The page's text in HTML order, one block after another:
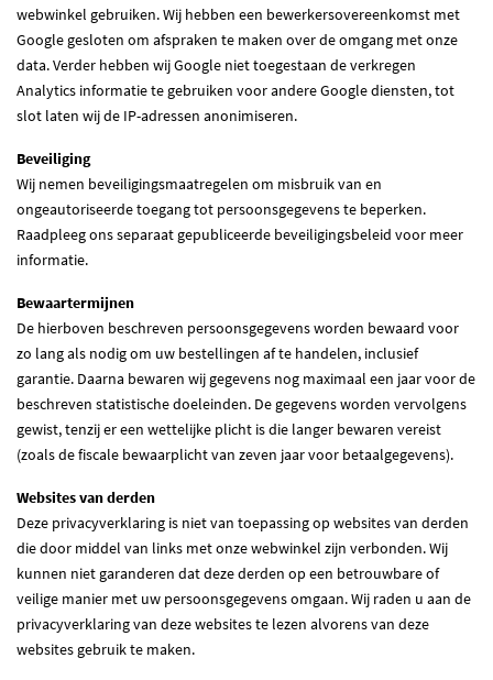
webwinkel gebruiken. Wij hebben een bewerkersovereenkomst met
Google gesloten om afspraken te maken over de omgang met onze
data. Verder hebben wij Google niet toegestaan de verkregen
Analytics informatie te gebruiken voor andere Google diensten, tot
slot laten wij de IP-adressen anonimiseren.
Beveiliging
Wij nemen beveiligingsmaatregelen om misbruik van en
ongeautoriseerde toegang tot persoonsgegevens te beperken.
Raadpleeg ons separaat gepubliceerde beveiligingsbeleid voor meer
informatie.
Bewaartermijnen
De hierboven beschreven persoonsgegevens worden bewaard voor
zo lang als nodig om uw bestellingen af te handelen, inclusief
garantie. Daarna bewaren wij gegevens nog maximaal een jaar voor de
beschreven statistische doeleinden. De gegevens worden vervolgens
gewist, tenzij er een wettelijke plicht is die langer bewaren vereist
(zoals de fiscale bewaarplicht van zeven jaar voor betaalgegevens).
Websites van derden
Deze privacyverklaring is niet van toepassing op websites van derden
die door middel van links met onze webwinkel zijn verbonden. Wij
kunnen niet garanderen dat deze derden op een betrouwbare of
veilige manier met uw persoonsgegevens omgaan. Wij raden u aan de
privacyverklaring van deze websites te lezen alvorens van deze
websites gebruik te maken.